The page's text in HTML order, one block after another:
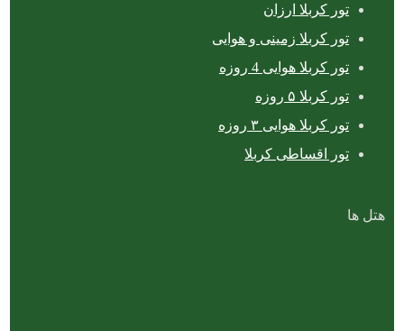
تور کربلا ارزان
تور کربلا زمینی و هوایی
تور کربلا هوایی 4 روزه
تور کربلا ۵ روزه
تور کربلا هوایی ۳ روزه
تور اقساطی کربلا
هتل ها